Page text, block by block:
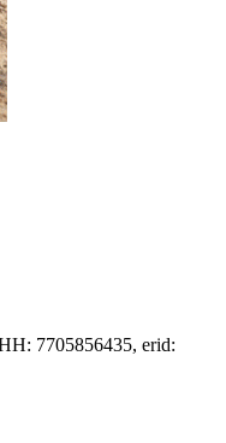
7705856435, erid: